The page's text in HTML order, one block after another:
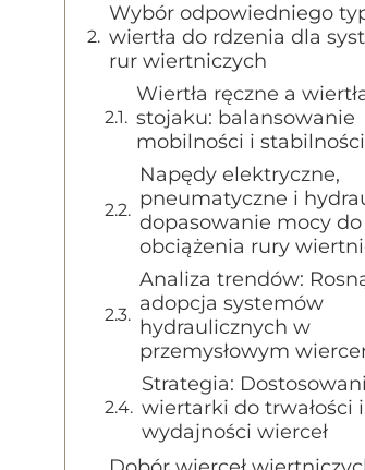
Wybór odpowiedniego
wiertła do rdzenia dla
rur wiertniczych
Wiertła ręczne a
stojaku: balansowanie
mobilności i stabilności
Napędy elektryczne,
pneumatyczne i
dopasowanie mocy do
obciążenia rury
Analiza trendów:
adopcja systemów
hydraulicznych w
przemysłowym
Strategia:
wiertarki do trwałości i
wydajności wierceł